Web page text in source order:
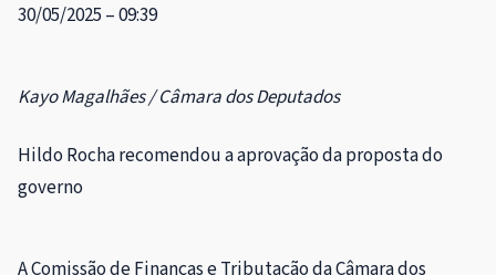
30/05/2025 – 09:39
Kayo Magalhães / Câmara dos Deputados
Hildo Rocha recomendou a aprovação da proposta do
governo
A Comissão de Finanças e Tributação da Câmara dos